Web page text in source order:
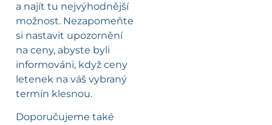
a najít tu nejvýhodnější
možnost. Nezapomeňte
si nastavit upozornění
na ceny, abyste byli
informováni, když ceny
letenek na váš vybraný
termín klesnou.
Doporučujeme také